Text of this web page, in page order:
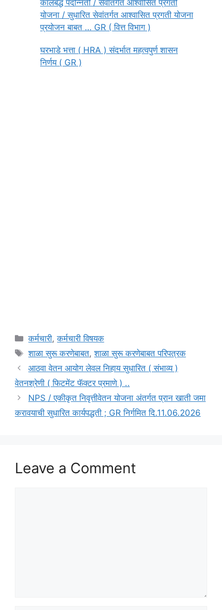
कालबद्ध पदोन्नती / सेवांतर्गत आश्वासित प्रगती
योजना / सुधारित सेवांतर्गत आश्वासित प्रगती योजना
प्रयोजन बाबत … GR ( वित्त विभाग )
घरभाडे भत्ता ( HRA ) संदर्भात महत्वपुर्ण शासन
निर्णय ( GR )
Categories
कर्मचारी,कर्मचारी विषयक
Tags
शाळा सुरू करणेबाबत,शाळा सुरू करणेबाबत परिपत्रक
आठवा वेतन आयोग लेवल निहाय सुधारित ( संभाव्य )
वेतनश्रेणी ( फिटमेंट फॅक्टर प्रमाणे ) ..
NPS / एकीकृत निवृत्तीवेतन योजना अंतर्गत प्रान खाती जमा
करावयाची सुधारित कार्यपद्धती ; GR निर्गमित दि.11.06.2026
Leave a Comment